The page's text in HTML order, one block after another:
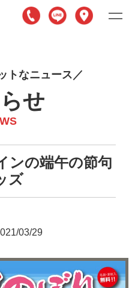
トなニュース
せ
ンの端午の節句
ズ
03/29